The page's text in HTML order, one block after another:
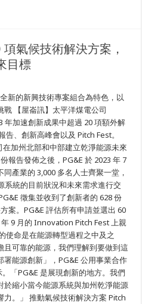
氣候技術解決方案，
目標
新的新興技術專案組合為特色，以
【屋崙訊】太平洋煤電公司
年加速創新成果中超過 20 項額外解
、創新高峰會以及 Pitch Fest。
加州北部和中部建立乾淨能源未來
報告發佈之後，PG&E 於 2023 年 7
產業的 3,000 多名人士齊聚一堂，
系統的目前狀況和未來需求進行交
徵集並收到了創新者的 628 份
案。PG&E 評估所有申請並選出 60
9 月的 Innovation Pitch Fest 上親
使命是在能源轉型過程之中及之
可靠的能源，我們理解到要做到這
能源創新」，PG&E 公用事業合作
「PG&E 是展現創新的地方。我們
縮小當今能源系統與加州乾淨能源
。」 推動氣候技術解決方案 Pitch